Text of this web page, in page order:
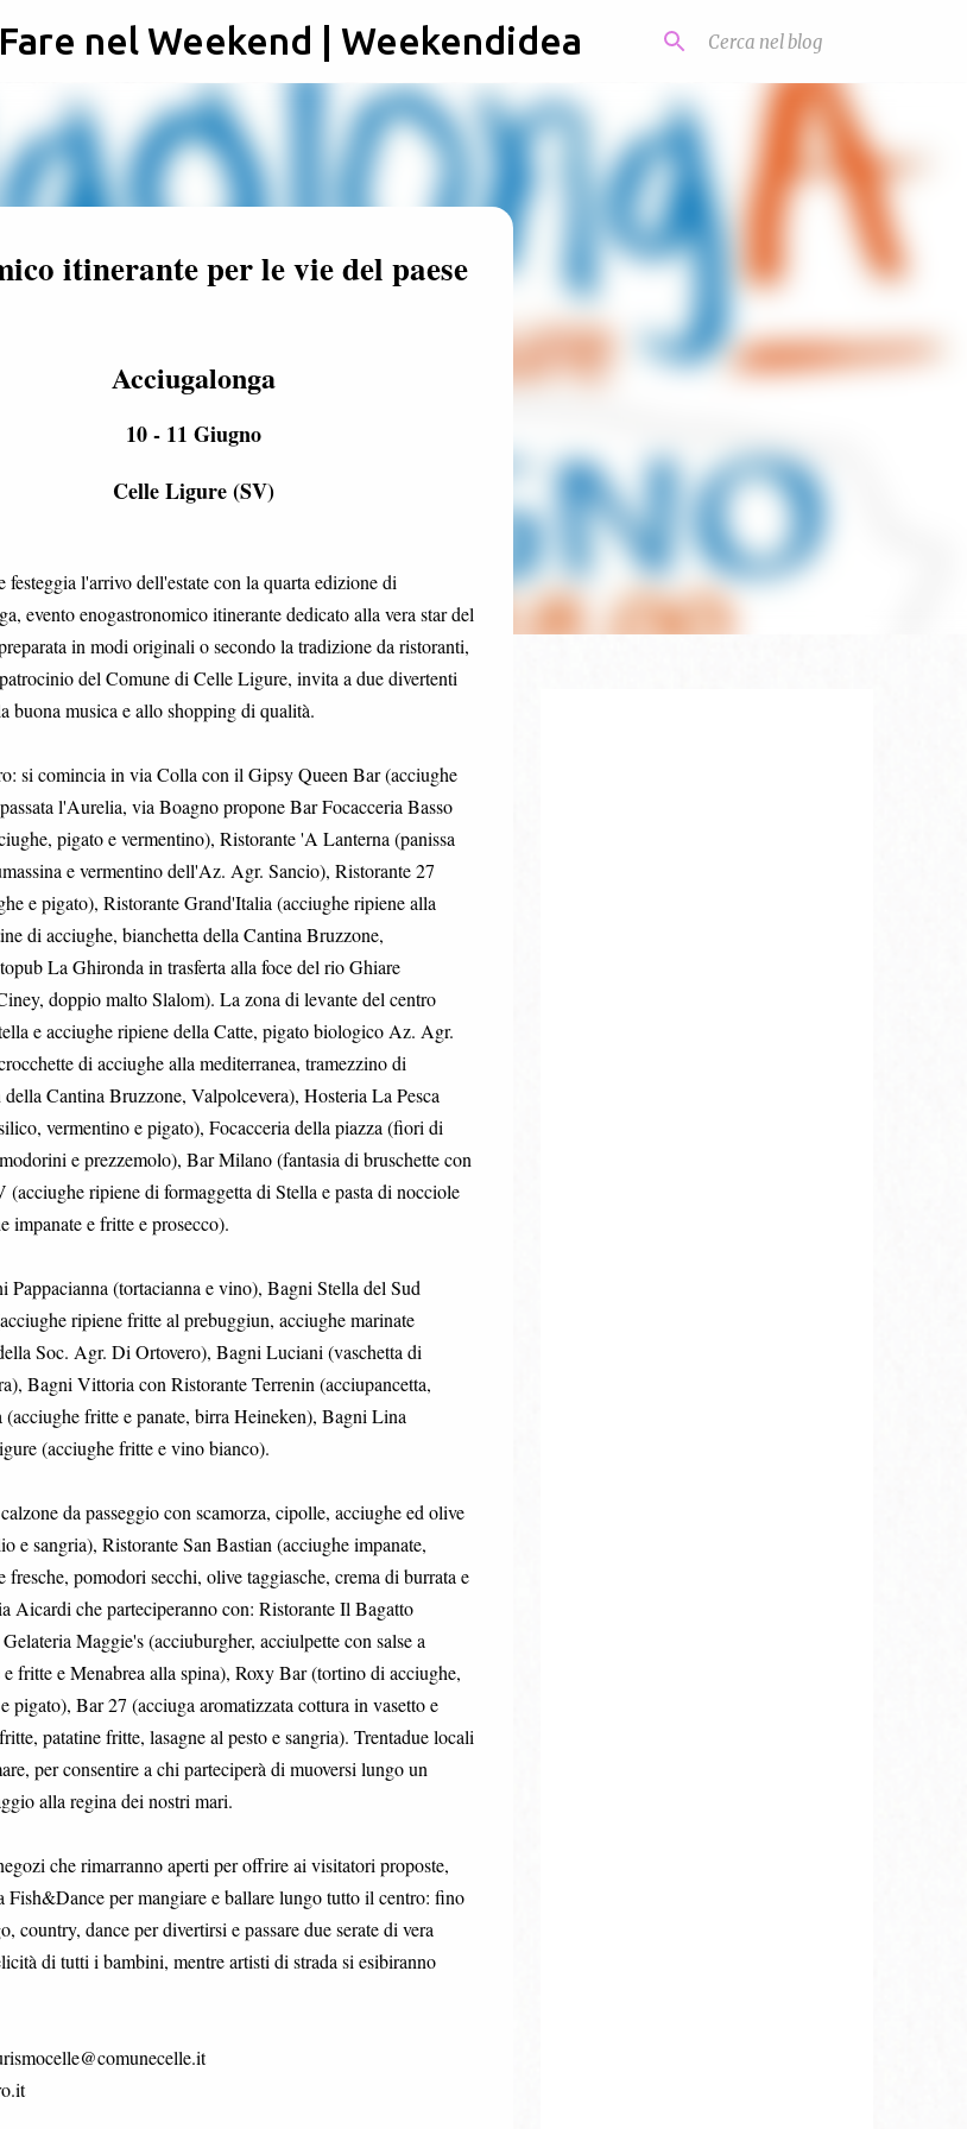
Passa ai contenuti principali
nel Weekend | Weekendidea
itinerante per le vie del paese
Acciugalonga
10 - 11 Giugno
Celle Ligure (SV)
festeggia l'arrivo dell'estate con la quarta edizione di
evento enogastronomico itinerante dedicato alla vera star del
in modi originali o secondo la tradizione da ristoranti,
del Comune di Celle Ligure, invita a due divertenti
buona musica e allo shopping di qualità.
si comincia in via Colla con il Gipsy Queen Bar (acciughe
l'Aurelia, via Boagno propone Bar Focacceria Basso
pigato e vermentino), Ristorante 'A Lanterna (panissa
e vermentino dell'Az. Agr. Sancio), Ristorante 27
e pigato), Ristorante Grand'Italia (acciughe ripiene alla
di acciughe, bianchetta della Cantina Bruzzone,
La Ghironda in trasferta alla foce del rio Ghiare
doppio malto Slalom). La zona di levante del centro
e acciughe ripiene della Catte, pigato biologico Az. Agr.
di acciughe alla mediterranea, tramezzino di
Cantina Bruzzone, Valpolcevera), Hosteria La Pesca
vermentino e pigato), Focacceria della piazza (fiori di
e prezzemolo), Bar Milano (fantasia di bruschette con
ripiene di formaggetta di Stella e pasta di nocciole
impanate e fritte e prosecco).
(tortacianna e vino), Bagni Stella del Sud
ripiene fritte al prebuggiun, acciughe marinate
Soc. Agr. Di Ortovero), Bagni Luciani (vaschetta di
Bagni Vittoria con Ristorante Terrenin (acciupancetta,
fritte e panate, birra Heineken), Bagni Lina
(acciughe fritte e vino bianco).
da passeggio con scamorza, cipolle, acciughe ed olive
e sangria), Ristorante San Bastian (acciughe impanate,
pomodori secchi, olive taggiasche, crema di burrata e
Aicardi che parteciperanno con: Ristorante Il Bagatto
Maggie's (acciuburgher, acciulpette con salse a
fritte e Menabrea alla spina), Roxy Bar (tortino di acciughe,
Bar 27 (acciuga aromatizzata cottura in vasetto e
patatine fritte, lasagne al pesto e sangria). Trentadue locali
per consentire a chi parteciperà di muoversi lungo un
alla regina dei nostri mari.
che rimarranno aperti per offrire ai visitatori proposte,
per mangiare e ballare lungo tutto il centro: fino
country, dance per divertirsi e passare due serate di vera
di tutti i bambini, mentre artisti di strada si esibiranno